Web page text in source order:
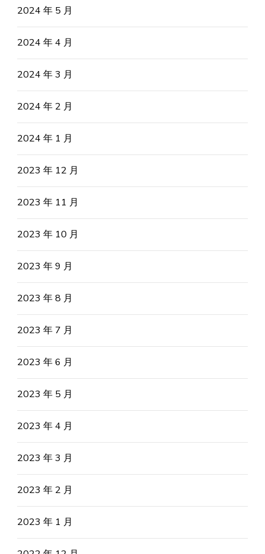
2024 年 5 月
2024 年 4 月
2024 年 3 月
2024 年 2 月
2024 年 1 月
2023 年 12 月
2023 年 11 月
2023 年 10 月
2023 年 9 月
2023 年 8 月
2023 年 7 月
2023 年 6 月
2023 年 5 月
2023 年 4 月
2023 年 3 月
2023 年 2 月
2023 年 1 月